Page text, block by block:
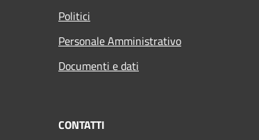
Politici
Personale Amministrativo
Documenti e dati
CONTATTI